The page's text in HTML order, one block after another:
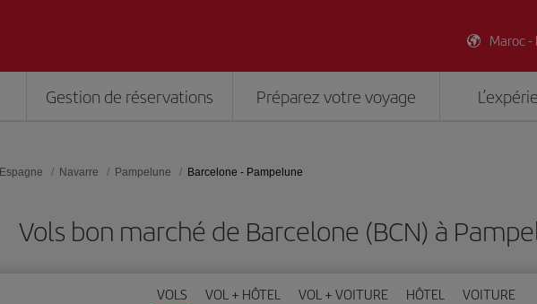
Maroc -
Gestion de réservations Préparez votre voyage
Espagne Navarre Pampelune Barcelone - Pampelune
Vols bon marché de Barcelone (BCN) à
VOLS VOL + HÔTEL VOL + VOITURE HÔTEL VOITURE